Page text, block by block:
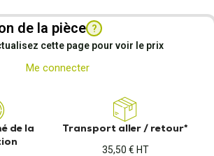
de la pièce ?
cette page pour voir le prix
Me connecter
de la
Transport aller / retour*
35,50 € HT